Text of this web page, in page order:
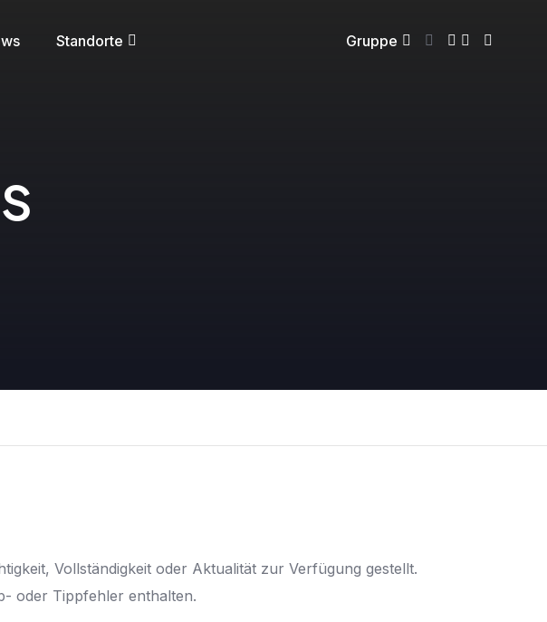
Standorte Gruppe
s
Vollständigkeit oder Aktualität zur Verfügung gestellt.
oder Tippfehler enthalten.